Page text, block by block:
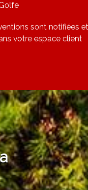
sont notifiées
votre espace client